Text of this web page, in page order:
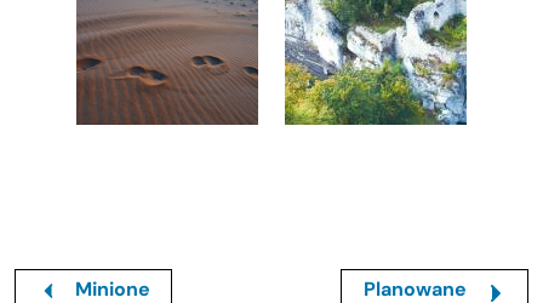
Minione Planowane